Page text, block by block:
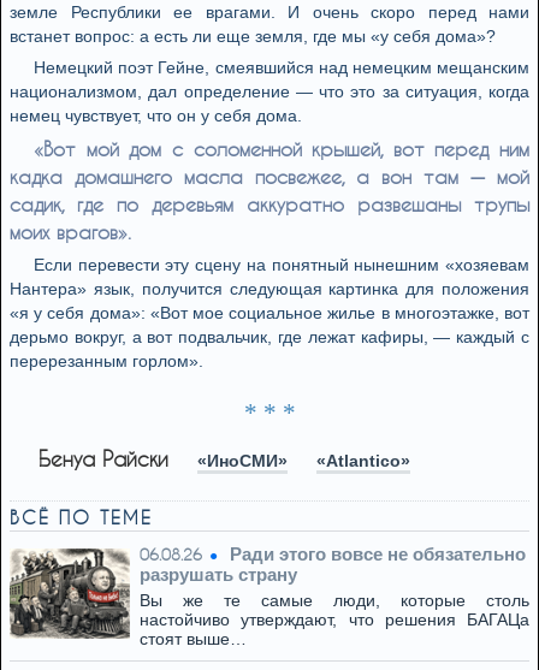
земле Республики ее врагами. И очень скоро перед нами
встанет вопрос: а есть ли еще земля, где мы «у себя дома»?
Немецкий поэт Гейне, смеявшийся над немецким мещанским
национализмом, дал определение — что это за ситуация, когда
немец чувствует, что он у себя дома.
«Вот мой дом с соломенной крышей, вот перед ним
кадка домашнего масла посвежее, а вон там — мой
садик, где по деревьям аккуратно развешаны трупы
моих врагов».
Если перевести эту сцену на понятный нынешним «хозяевам
Нантера» язык, получится следующая картинка для положения
«я у себя дома»: «Вот мое социальное жилье в многоэтажке, вот
дерьмо вокруг, а вот подвальчик, где лежат кафиры, — каждый с
перерезанным горлом».
* * *
Бенуа Райски «ИноСМИ» «Atlantico»
ВСЁ ПО ТЕМЕ
06.08.26
Ради этого вовсе не обязательно
разрушать страну
Вы же те самые люди, которые столь
настойчиво утверждают, что решения БАГАЦа
стоят выше…